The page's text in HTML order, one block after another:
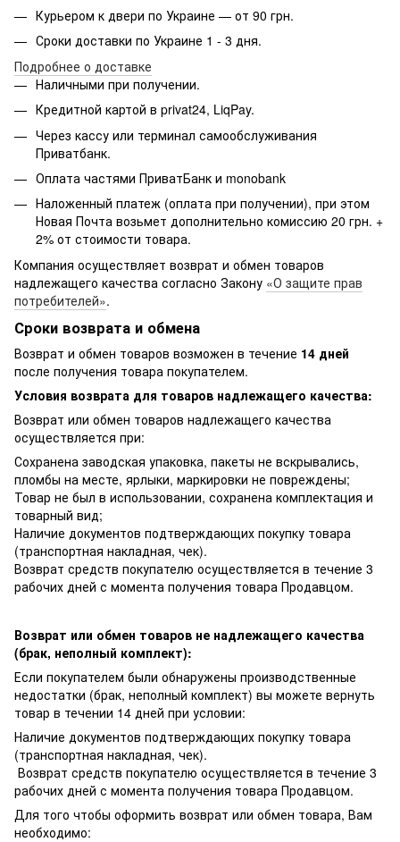
Курьером к двери по Украине — от 90 грн.
Сроки доставки по Украине 1 - 3 дня.
Подробнее о доставке
Наличными при получении.
Кредитной картой в privat24, LiqPay.
Через кассу или терминал самообслуживания
Приватбанк.
Оплата частями ПриватБанк и monobank
Наложенный платеж (оплата при получении), при этом
Новая Почта возьмет дополнительно комиссию 20 грн. +
2% от стоимости товара.
Компания осуществляет возврат и обмен товаров
надлежащего качества согласно Закону «О защите прав
потребителей».
Сроки возврата и обмена
Возврат и обмен товаров возможен в течение 14 дней
после получения товара покупателем.
Условия возврата для товаров надлежащего качества:
Возврат или обмен товаров надлежащего качества
осуществляется при:
Сохранена заводская упаковка, пакеты не вскрывались,
пломбы на месте, ярлыки, маркировки не повреждены;
Товар не был в использовании, сохранена комплектация и
товарный вид;
Наличие документов подтверждающих покупку товара
(транспортная накладная, чек).
Возврат средств покупателю осуществляется в течение 3
рабочих дней с момента получения товара Продавцом.
Возврат или обмен товаров не надлежащего качества
(брак, неполный комплект):
Если покупателем были обнаружены производственные
недостатки (брак, неполный комплект) вы можете вернуть
товар в течении 14 дней при условии:
Наличие документов подтверждающих покупку товара
(транспортная накладная, чек).
Возврат средств покупателю осуществляется в течение 3
рабочих дней с момента получения товара Продавцом.
Для того чтобы оформить возврат или обмен товара, Вам
необходимо: